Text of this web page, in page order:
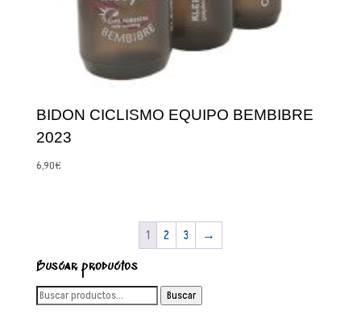
BIDON CICLISMO EQUIPO BEMBIBRE
2023
6,90€
1 2 3 →
Buscar productos
Buscar
Buscar